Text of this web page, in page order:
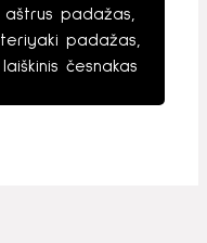
aštrus padažas,
teriyaki padažas,
laiškinis česnakas